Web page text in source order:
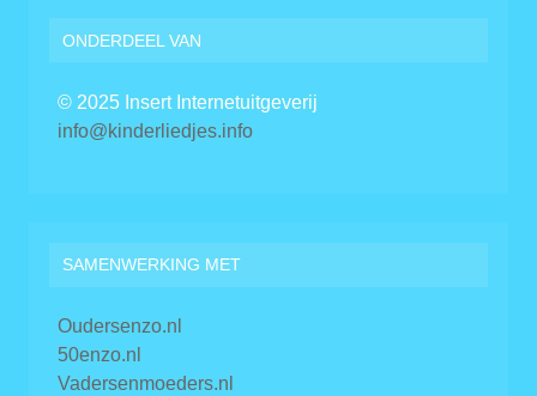
ONDERDEEL VAN
© 2025 Insert Internetuitgeverij
info@kinderliedjes.info
SAMENWERKING MET
Oudersenzo.nl
50enzo.nl
Vadersenmoeders.nl